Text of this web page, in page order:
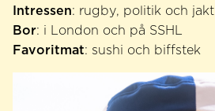
Intressen: rugby, politik och jakt
Bor: i London och på SSHL
Favoritmat: sushi och biffstek